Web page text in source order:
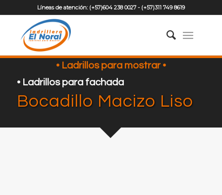
Líneas de atención: (+57)604 238 0027- (+57)311 749 8619
• Ladrillos para mostrar •
• Ladrillos para fachada
Bocadillo Macizo Liso